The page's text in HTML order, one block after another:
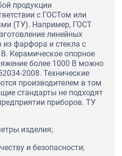
продукции
с ГОСТом или
(ТУ). Например, ГОСТ
линейных
фарфора и стекла с
Керамическое опорное
более 1000 В можно
2008. Технические
производителем в том
стандарты не подходят
приборов. ТУ
изделия;
и безопасности;